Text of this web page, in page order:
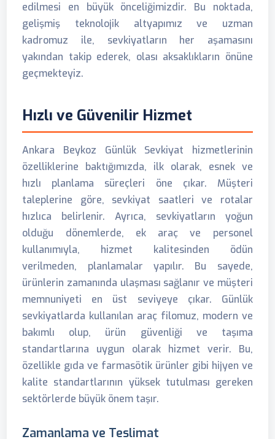
edilmesi en büyük önceliğimizdir. Bu noktada,
gelişmiş teknolojik altyapımız ve uzman
kadromuz ile, sevkiyatların her aşamasını
yakından takip ederek, olası aksaklıkların önüne
geçmekteyiz.
Hızlı ve Güvenilir Hizmet
Ankara Beykoz Günlük Sevkiyat hizmetlerinin
özelliklerine baktığımızda, ilk olarak, esnek ve
hızlı planlama süreçleri öne çıkar. Müşteri
taleplerine göre, sevkiyat saatleri ve rotalar
hızlıca belirlenir. Ayrıca, sevkiyatların yoğun
olduğu dönemlerde, ek araç ve personel
kullanımıyla, hizmet kalitesinden ödün
verilmeden, planlamalar yapılır. Bu sayede,
ürünlerin zamanında ulaşması sağlanır ve müşteri
memnuniyeti en üst seviyeye çıkar. Günlük
sevkiyatlarda kullanılan araç filomuz, modern ve
bakımlı olup, ürün güvenliği ve taşıma
standartlarına uygun olarak hizmet verir. Bu,
özellikle gıda ve farmasötik ürünler gibi hijyen ve
kalite standartlarının yüksek tutulması gereken
sektörlerde büyük önem taşır.
Zamanlama ve Teslimat